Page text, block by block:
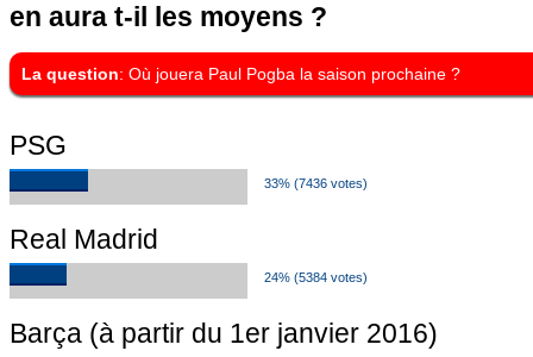
en aura t-il les moyens ?
La question: Où jouera Paul Pogba la saison prochaine ?
PSG
33% (7436 votes)
Real Madrid
24% (5384 votes)
Barça (à partir du 1er janvier 2016)